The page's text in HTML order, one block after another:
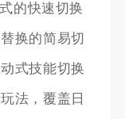
的快速切换
换的简易切
式技能切换
法，覆盖日